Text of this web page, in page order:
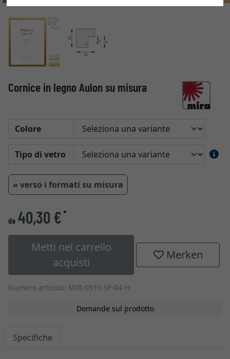
Cornice in legno Aulon su misura
Colore
Tipo di vetro
» verso i formati su misura
da 40,30 €*
Metti nel carrello
acquisti
Merken
Numero articolo: MIR-0510-SF-04-H
Domande sul prodotto
Specifiche